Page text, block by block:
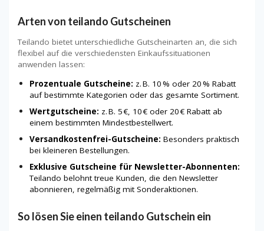
Arten von teilando Gutscheinen
Teilando bietet unterschiedliche Gutscheinarten an, die sich
flexibel auf die verschiedensten Einkaufssituationen
anwenden lassen:
Prozentuale Gutscheine: z. B. 10 % oder 20 % Rabatt
auf bestimmte Kategorien oder das gesamte Sortiment.
Wertgutscheine: z. B. 5 €, 10 € oder 20 € Rabatt ab
einem bestimmten Mindestbestellwert.
Versandkostenfrei-Gutscheine: Besonders praktisch
bei kleineren Bestellungen.
Exklusive Gutscheine für Newsletter-Abonnenten:
Teilando belohnt treue Kunden, die den Newsletter
abonnieren, regelmäßig mit Sonderaktionen.
So lösen Sie einen teilando Gutschein ein